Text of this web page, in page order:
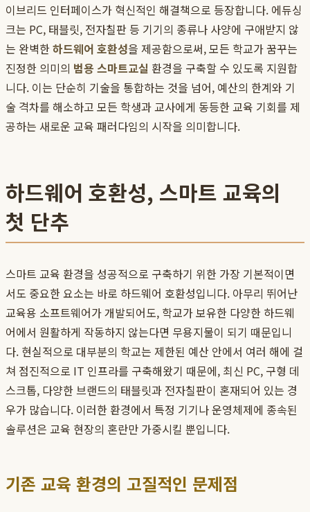
이브리드 인터페이스가 혁신적인 해결책으로 등장합니다. 에듀싱
크는 PC, 태블릿, 전자칠판 등 기기의 종류나 사양에 구애받지 않
는 완벽한하드웨어 호환성을 제공함으로써, 모든 학교가 꿈꾸는
진정한 의미의 범용 스마트교실 환경을 구축할 수 있도록 지원합
니다. 이는 단순히 기술을 통합하는 것을 넘어, 예산의 한계와 기
술 격차를 해소하고 모든 학생과 교사에게 동등한 교육 기회를 제
공하는 새로운 교육 패러다임의 시작을 의미합니다.
하드웨어 호환성, 스마트 교육의
첫 단추
스마트 교육 환경을 성공적으로 구축하기 위한 가장 기본적이면
서도 중요한 요소는 바로 하드웨어 호환성입니다. 아무리 뛰어난
교육용 소프트웨어가 개발되어도, 학교가 보유한 다양한 하드웨
어에서 원활하게 작동하지 않는다면 무용지물이 되기 때문입니
다. 현실적으로 대부분의 학교는 제한된 예산 안에서 여러 해에 걸
쳐 점진적으로 IT 인프라를 구축해왔기 때문에, 최신 PC, 구형 데
스크톱, 다양한 브랜드의 태블릿과 전자칠판이 혼재되어 있는 경
우가 많습니다. 이러한 환경에서 특정 기기나 운영체제에 종속된
솔루션은 교육 현장의 혼란만 가중시킬 뿐입니다.
기존 교육 환경의 고질적인 문제점